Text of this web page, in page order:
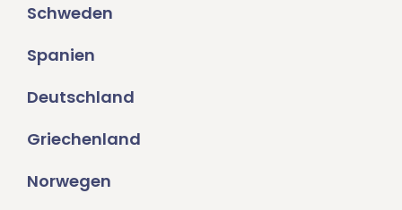
Schweden
Spanien
Deutschland
Griechenland
Norwegen